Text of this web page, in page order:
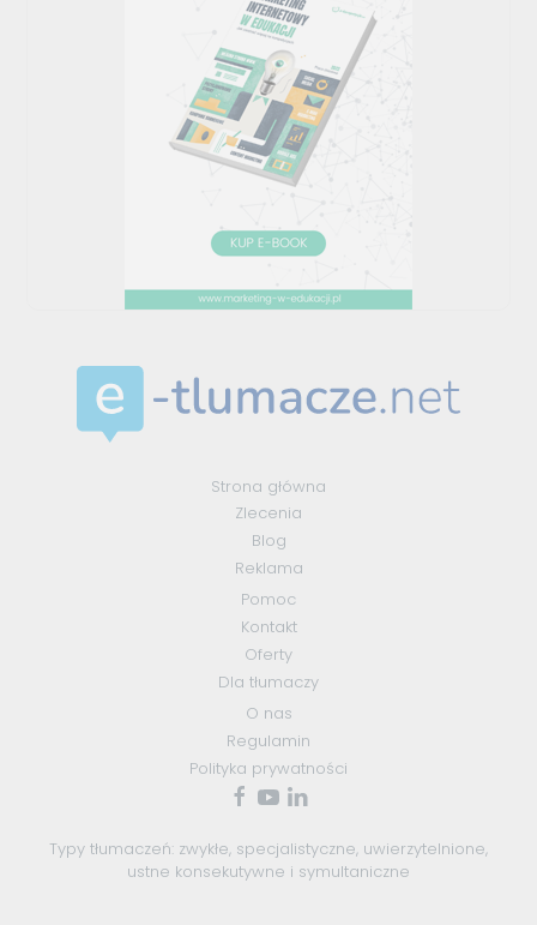
Strona główna
Zlecenia
Blog
Reklama
Pomoc
Kontakt
Oferty
Dla tłumaczy
O nas
Regulamin
Polityka prywatności
Typy tłumaczeń: zwykłe, specjalistyczne, uwierzytelnione,
ustne konsekutywne i symultaniczne